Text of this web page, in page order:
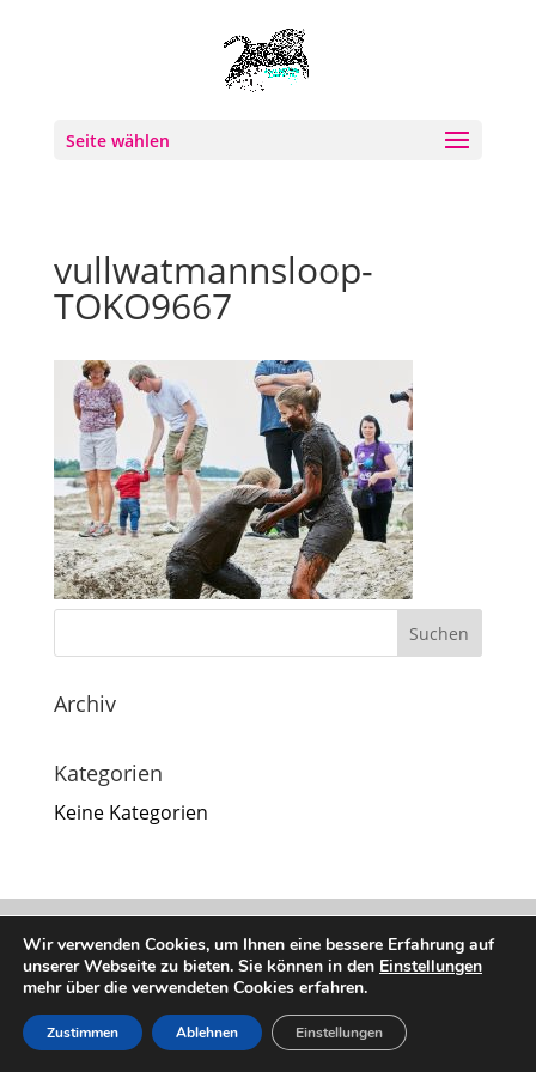
Seite wählen
vullwatmannsloop-
TOKO9667
Archiv
Kategorien
Keine Kategorien
Wir verwenden Cookies, um Ihnen eine bessere Erfahrung auf
unserer Webseite zu bieten. Sie können in den Einstellungen
mehr über die verwendeten Cookies erfahren.
Zustimmen Ablehnen Einstellungen